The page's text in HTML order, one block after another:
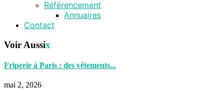
Référencement
Annuaires
Contact
Voir Aussix
Friperie à Paris : des vêtements...
mai 2, 2026